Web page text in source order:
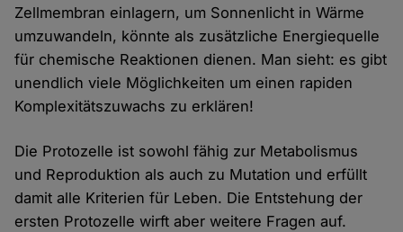
Zellmembran einlagern, um Sonnenlicht in Wärme
umzuwandeln, könnte als zusätzliche Energiequelle
für chemische Reaktionen dienen. Man sieht: es gibt
unendlich viele Möglichkeiten um einen rapiden
Komplexitätszuwachs zu erklären!
Die Protozelle ist sowohl fähig zur Metabolismus
und Reproduktion als auch zu Mutation und erfüllt
damit alle Kriterien für Leben. Die Entstehung der
ersten Protozelle wirft aber weitere Fragen auf.